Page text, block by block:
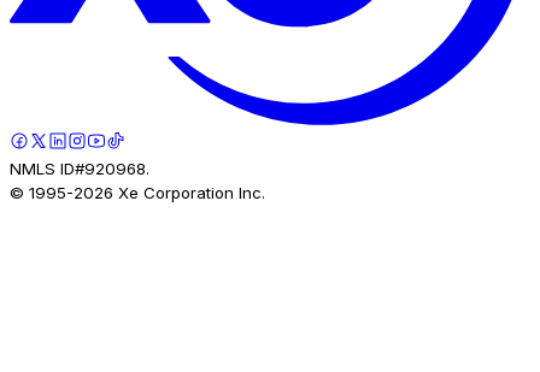
NMLS ID#920968.
© 1995-2026 Xe Corporation Inc.